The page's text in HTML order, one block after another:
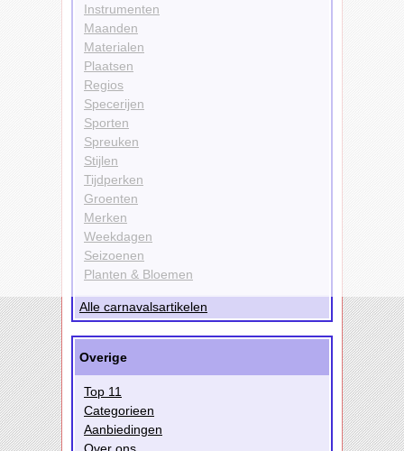
Instrumenten
Maanden
Materialen
Plaatsen
Regios
Specerijen
Sporten
Spreuken
Stijlen
Tijdperken
Groenten
Merken
Weekdagen
Seizoenen
Planten & Bloemen
Alle carnavalsartikelen
Overige
Top 11
Categorieen
Aanbiedingen
Over ons